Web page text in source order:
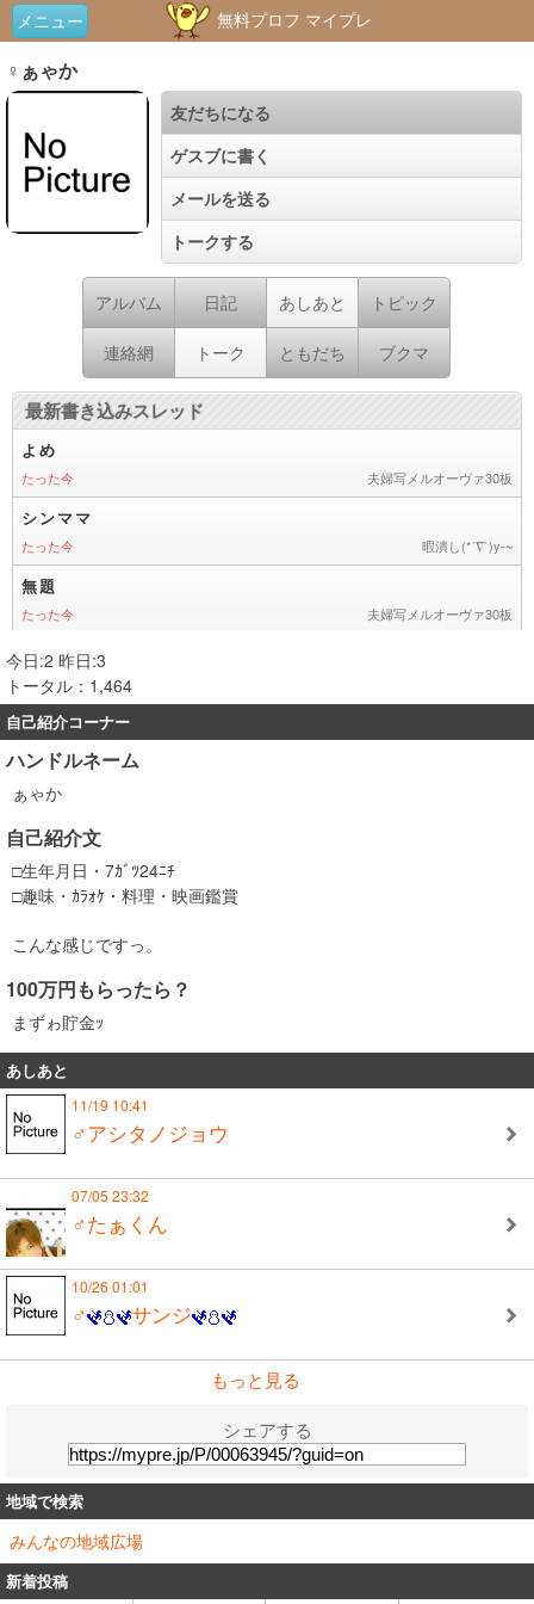
メニュー 無料プロフ マイプレ
♀ぁゃか
友だちになる
ゲスブに書く
メールを送る
トークする
アルバム 日記 あしあと トピック
連絡網 トーク ともだち ブクマ
今日:2 昨日:3
トータル：1,464
自己紹介コーナー
ハンドルネーム
ぁゃか
自己紹介文
□生年月日・7ｶﾞﾂ24ﾆﾁ
□趣味・ｶﾗｫｹ・料理・映画鑑賞
こんな感じですっ。
100万円もらったら？
まずゎ貯金ｯ
あしあと
11/19 10:41
♂アシタノジョウ
07/05 23:32
♂たぁくん
10/26 01:01
♂ サンジ
もっと見る
シェアする
地域で検索
みんなの地域広場
新着投稿